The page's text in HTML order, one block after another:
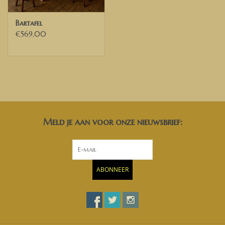
Bartafel
€569,00
Meld je aan voor onze nieuwsbrief:
ABONNEER